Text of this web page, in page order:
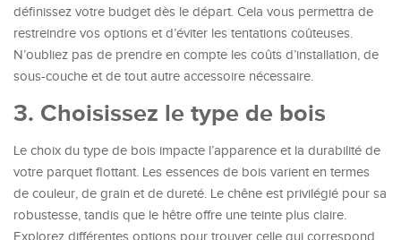
définissez votre budget dès le départ. Cela vous permettra de
restreindre vos options et d’éviter les tentations coûteuses.
N’oubliez pas de prendre en compte les coûts d’installation, de
sous-couche et de tout autre accessoire nécessaire.
3. Choisissez le type de bois
Le choix du type de bois impacte l’apparence et la durabilité de
votre parquet flottant. Les essences de bois varient en termes
de couleur, de grain et de dureté. Le chêne est privilégié pour sa
robustesse, tandis que le hêtre offre une teinte plus claire.
Explorez différentes options pour trouver celle qui correspond